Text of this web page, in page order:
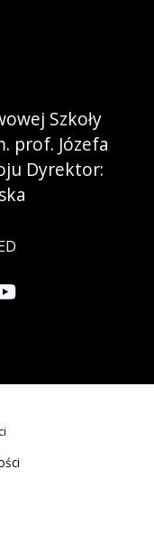
Szkoły
prof. Józefa
Dyrektor: